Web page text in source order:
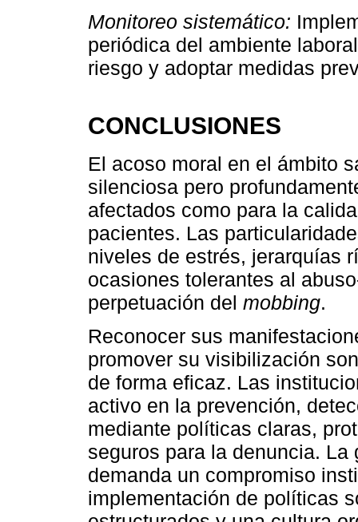
Monitoreo sistemático:
periódica del ambiente
riesgo y adoptar medidas
CONCLUSIONES
El acoso moral en el ámbito
silenciosa pero
afectados como para la
pacientes. Las
niveles de estrés, jerarquías
ocasiones tolerantes al
perpetuación del mobbing.
Reconocer sus
promover su visibilización
de forma eficaz. Las
activo en la prevención,
mediante políticas claras,
seguros para la denuncia.
demanda un compromiso
implementación de políticas